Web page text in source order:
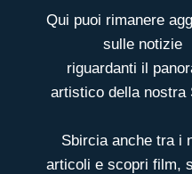
Qui puoi rimanere
sulle notizie
riguardanti il
artistico della nostra
Sbircia anche tra i
articoli e scopri film,